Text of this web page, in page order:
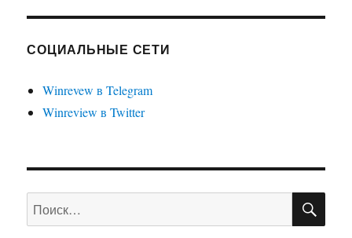
удалить
Пуск
8.1,
и
СОЦИАЛЬНЫЕ СЕТИ
Winrevew в Telegram
Winreview в Twitter
Искать: